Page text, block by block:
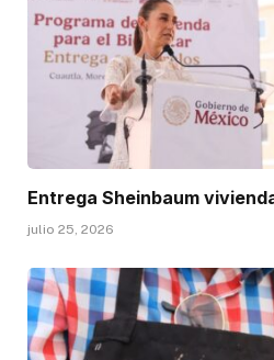
Entrega Sheinbaum
julio 25, 2026